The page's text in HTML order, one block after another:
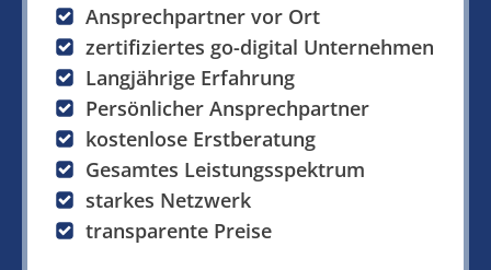
Ansprechpartner vor Ort
zertifiziertes go-digital Unternehmen
Langjährige Erfahrung
Persönlicher Ansprechpartner
kostenlose Erstberatung
Gesamtes Leistungsspektrum
starkes Netzwerk
transparente Preise